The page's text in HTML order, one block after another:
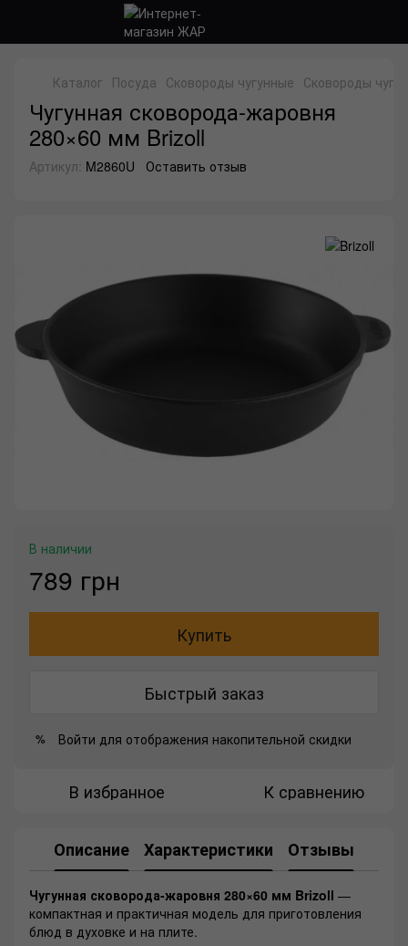
Каталог Посуда Сковороды чугунные Сковороды
Чугунная сковорода-жаровня
280×60 мм Brizoll
Артикул: M2860U Оставить отзыв
В наличии
789 грн
Купить
Быстрый заказ
% Войти для отображения накопительной скидки
В избранное К сравнению
Описание Характеристики Отзывы
Чугунная сковорода-жаровня 280×60 мм Brizoll —
компактная и практичная модель для приготовления
блюд в духовке и на плите.